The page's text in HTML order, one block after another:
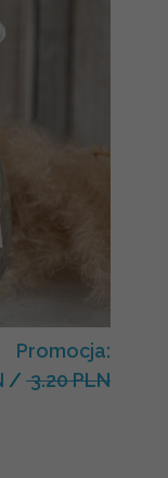
Promocja:
/ 3.20 PLN